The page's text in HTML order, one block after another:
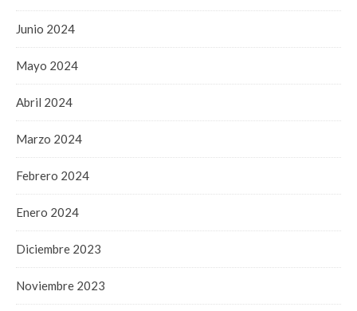
Junio 2024
Mayo 2024
Abril 2024
Marzo 2024
Febrero 2024
Enero 2024
Diciembre 2023
Noviembre 2023